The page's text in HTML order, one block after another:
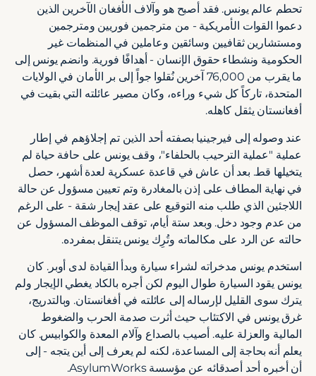
تحطم عالم يونس. فقد أصبح هو وآلاف الأفغان الآخرين الذين
دعموا القوات الأمريكية - من مترجمين فوريين ومترجمين
ومستشارين ثقافيين وسائقين وعاملين في المنظمات غير
الحكومية ونشطاء حقوق الإنسان - أهدافًا فورية. وانضم يونس إلى
ما يقرب من 76,000 آخرين نُقلوا جواً إلى بر الأمان في الولايات
المتحدة، تاركاً كل شيء وراءه، وكان مصير عائلته التي بقيت في
أفغانستان يثقل كاهله.
عند وصوله إلى فيرجينيا بصفته أحد الذين تم إجلاؤهم في إطار
عملية "عملية الترحيب بالحلفاء"، وقف يونس على حافة حياة لم
يتخيلها قط. بعد أن عاش في قاعدة عسكرية لعدة أشهر، حصل
في نهاية المطاف على إذن بالمغادرة وتم تعيين مسؤول عن حالة
اللاجئين الذي طلب منه التوقيع على عقد إيجار شقة - على الرغم
من عدم وجود دخل. وبعد ستة أيام، توقف الموظف المسؤول عن
حالته عن الرد على مكالماته وتُرِك يونس يتنقل بمفرده.
استخدم يونس مدخراته لشراء سيارة وبدأ القيادة لدى أوبر. كان
يونس يقود السيارة طوال اليوم لكن أجره بالكاد يغطي الإيجار ولم
يترك سوى القليل لإرساله إلى عائلته في أفغانستان. وبالتدريج،
غرق يونس في الاكتئاب حيث أثرت صدمة الحرب والضغوط
المالية والعزلة عليه. أصيب بالصداع وآلام المعدة والكوابيس. كان
يعلم أنه بحاجة إلى المساعدة، لكنه لم يعرف إلى أين يتجه - إلى
أن أخبره أحد أصدقائه عن مؤسسة AsylumWorks.